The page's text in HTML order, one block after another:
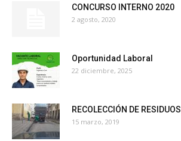
CONCURSO INTERNO 2020
2 agosto, 2020
Oportunidad Laboral
22 diciembre, 2025
RECOLECCIÓN DE RESIDUOS
15 marzo, 2019